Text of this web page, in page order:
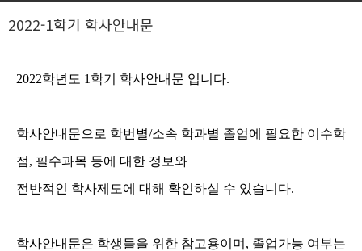
2022-1학기 학사안내문
2022학년도 1학기 학사안내문 입니다.
학사안내문으로 학번별/소속 학과별 졸업에 필요한 이수학
점, 필수과목 등에 대한 정보와
전반적인 학사제도에 대해 확인하실 수 있습니다.
학사안내문은 학생들을 위한 참고용이며, 졸업가능 여부는